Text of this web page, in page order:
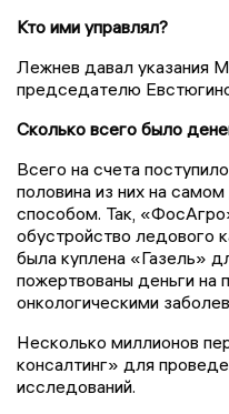
Кто ими управлял?
Лежнев давал указания
председателю
Сколько всего было
Всего на счета
половина из них на
способом. Так,
обустройство ледового
была куплена «Газель»
пожертвованы деньги
онкологическими
Несколько миллионов
консалтинг» для
исследований.